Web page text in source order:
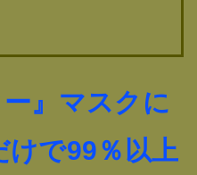
』マスクに
けで99％以上